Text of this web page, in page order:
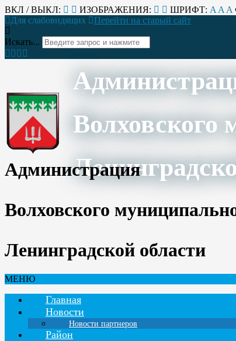
ВКЛ / ВЫКЛ: ИЗОБРАЖЕНИЯ: ШРИФТ: A A A
Для слабовидящих
Перейти на старый сайт
Искать...
Волховского
Администрация
Волховского
Ленинградской области
МЕНЮ
Главная
Новости
Новости партнеров
Район